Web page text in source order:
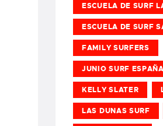
ESCUELA DE SURF
ESCUELA DE SURF
FAMILY SURFERS
JUNIO SURF ESPAÑA
KELLY SLATER
LAS DUNAS SURF